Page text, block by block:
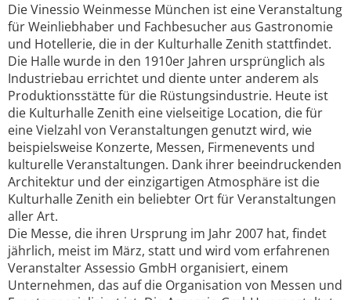
Die Vinessio Weinmesse München ist eine Veranstaltung
für Weinliebhaber und Fachbesucher aus Gastronomie
und Hotellerie, die in der Kulturhalle Zenith stattfindet.
Die Halle wurde in den 1910er Jahren ursprünglich als
Industriebau errichtet und diente unter anderem als
Produktionsstätte für die Rüstungsindustrie. Heute ist
die Kulturhalle Zenith eine vielseitige Location, die für
eine Vielzahl von Veranstaltungen genutzt wird, wie
beispielsweise Konzerte, Messen, Firmenevents und
kulturelle Veranstaltungen. Dank ihrer beeindruckenden
Architektur und der einzigartigen Atmosphäre ist die
Kulturhalle Zenith ein beliebter Ort für Veranstaltungen
aller Art.
Die Messe, die ihren Ursprung im Jahr 2007 hat, findet
jährlich, meist im März, statt und wird vom erfahrenen
Veranstalter Assessio GmbH organisiert, einem
Unternehmen, das auf die Organisation von Messen und